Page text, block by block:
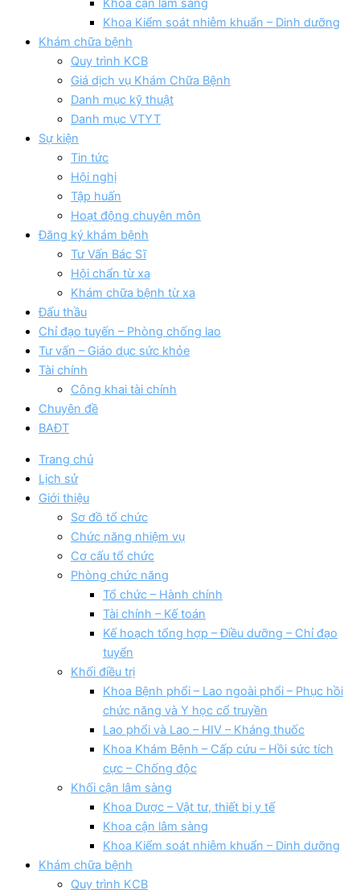
Khoa cận lâm sàng
Khoa Kiểm soát nhiễm khuẩn – Dinh dưỡng
Khám chữa bệnh
Quy trình KCB
Giá dịch vụ Khám Chữa Bệnh
Danh mục kỹ thuật
Danh mục VTYT
Sự kiện
Tin tức
Hội nghị
Tập huấn
Hoạt động chuyên môn
Đăng ký khám bệnh
Tư Vấn Bác Sĩ
Hội chẩn từ xa
Khám chữa bệnh từ xa
Đấu thầu
Chỉ đạo tuyến – Phòng chống lao
Tư vấn – Giáo dục sức khỏe
Tài chính
Công khai tài chính
Chuyên đề
BAĐT
Trang chủ
Lịch sử
Giới thiệu
Sơ đồ tổ chức
Chức năng nhiệm vụ
Cơ cấu tổ chức
Phòng chức năng
Tổ chức – Hành chính
Tài chính – Kế toán
Kế hoạch tổng hợp – Điều dưỡng – Chỉ đạo
tuyển
Khối điều trị
Khoa Bệnh phổi – Lao ngoài phổi – Phục hồi
chức năng và Y học cổ truyền
Lao phổi và Lao – HIV – Kháng thuốc
Khoa Khám Bệnh – Cấp cứu – Hồi sức tích
cực – Chống độc
Khối cận lâm sàng
Khoa Dược – Vật tư, thiết bị y tế
Khoa cận lâm sàng
Khoa Kiểm soát nhiễm khuẩn – Dinh dưỡng
Khám chữa bệnh
Quy trình KCB